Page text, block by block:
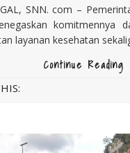
SNN. com –
komitmennya
layanan kesehatan
Continue Reading